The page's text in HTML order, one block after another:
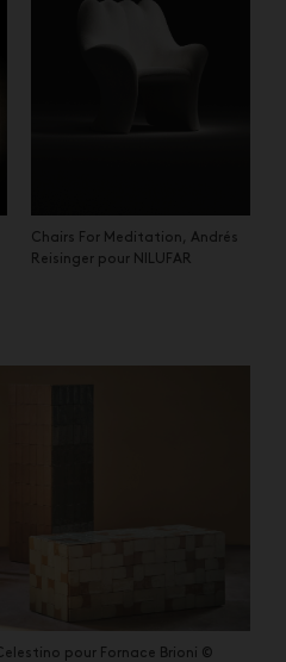
Chairs For Meditation, Andrés
Reisinger pour NILUFAR
pour Fornace Brioni ©